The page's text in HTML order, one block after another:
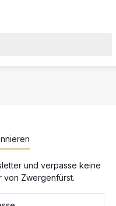
und verpasse keine
von Zwergenfürst.